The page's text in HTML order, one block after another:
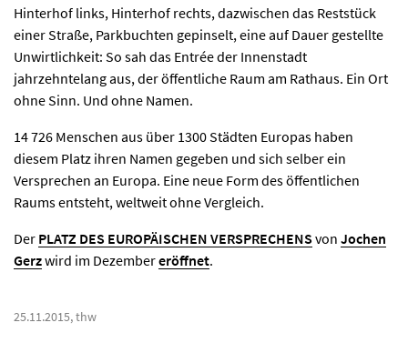
Hinterhof links, Hinterhof rechts, dazwischen das Reststück
einer Straße, Parkbuchten gepinselt, eine auf Dauer gestellte
Unwirtlichkeit: So sah das Entrée der Innenstadt
jahrzehntelang aus, der öffentliche Raum am Rathaus. Ein Ort
ohne Sinn. Und ohne Namen.
14 726 Menschen aus über 1300 Städten Europas haben
diesem Platz ihren Namen gegeben und sich selber ein
Versprechen an Europa. Eine neue Form des öffentlichen
Raums entsteht, weltweit ohne Vergleich.
Der PLATZ DES EUROPÄISCHEN VERSPRECHENS von Jochen
Gerzwird im Dezembereröffnet.
25.11.2015, thw